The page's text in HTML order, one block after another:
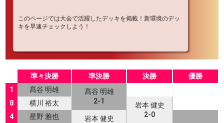
このページでは大会で活躍したデッキを掲載！新環境のデッ
キを早速チェックしよう！
準々決勝 準決勝 決勝
優勝
1
髙谷 明雄
髙谷 明雄
2-1
8 横川 裕太
岩本 健史
2-0
4 星野 雅也
岩本 健史